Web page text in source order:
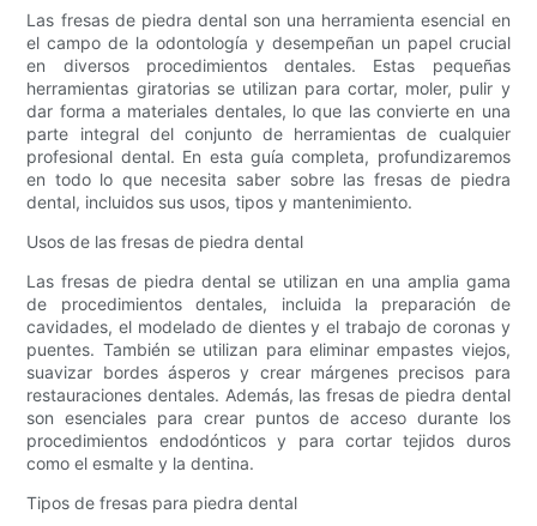
Las fresas de piedra dental son una herramienta esencial en
el campo de la odontología y desempeñan un papel crucial
en diversos procedimientos dentales. Estas pequeñas
herramientas giratorias se utilizan para cortar, moler, pulir y
dar forma a materiales dentales, lo que las convierte en una
parte integral del conjunto de herramientas de cualquier
profesional dental. En esta guía completa, profundizaremos
en todo lo que necesita saber sobre las fresas de piedra
dental, incluidos sus usos, tipos y mantenimiento.
Usos de las fresas de piedra dental
Las fresas de piedra dental se utilizan en una amplia gama
de procedimientos dentales, incluida la preparación de
cavidades, el modelado de dientes y el trabajo de coronas y
puentes. También se utilizan para eliminar empastes viejos,
suavizar bordes ásperos y crear márgenes precisos para
restauraciones dentales. Además, las fresas de piedra dental
son esenciales para crear puntos de acceso durante los
procedimientos endodónticos y para cortar tejidos duros
como el esmalte y la dentina.
Tipos de fresas para piedra dental